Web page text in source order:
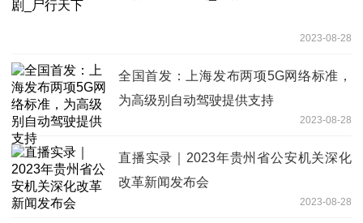
2023-08-28
全国首发：上海发布两项5G网络标准，
为高级别自动驾驶提供支持
2023-08-28
直播实录｜2023年贵州省公安机关深化
改革新闻发布会
2023-08-28